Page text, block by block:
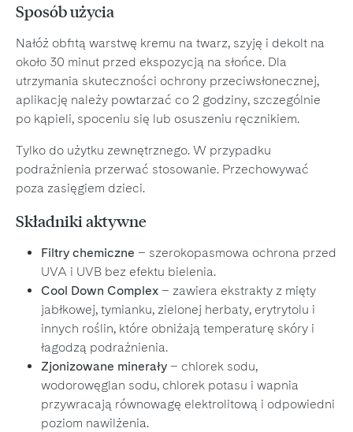
Sposób użycia
Nałóż obfitą warstwę kremu na twarz, szyję i dekolt na
około 30 minut przed ekspozycją na słońce. Dla
utrzymania skuteczności ochrony przeciwsłonecznej,
aplikację należy powtarzać co 2 godziny, szczególnie
po kąpieli, spoceniu się lub osuszeniu ręcznikiem.
Tylko do użytku zewnętrznego. W przypadku
podrażnienia przerwać stosowanie. Przechowywać
poza zasięgiem dzieci.
Składniki aktywne
Filtry chemiczne – szerokopasmowa ochrona przed
UVA i UVB bez efektu bielenia.
Cool Down Complex – zawiera ekstrakty z mięty
jabłkowej, tymianku, zielonej herbaty, erytrytolu i
innych roślin, które obniżają temperaturę skóry i
łagodzą podrażnienia.
Zjonizowane minerały – chlorek sodu,
wodorowęglan sodu, chlorek potasu i wapnia
przywracają równowagę elektrolitową i odpowiedni
poziom nawilżenia.